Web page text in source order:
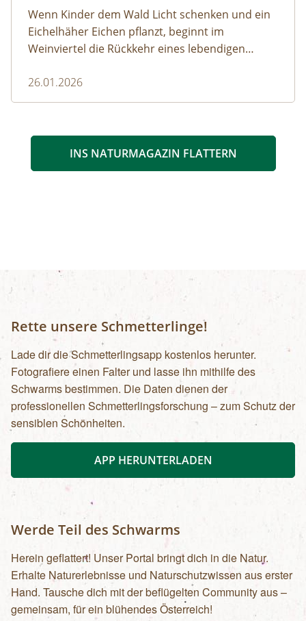
Wenn Kinder dem Wald Licht schenken und ein
Eichelhäher Eichen pflanzt, beginnt im
Weinviertel die Rückkehr eines lebendigen
26.01.2026
INS NATURMAGAZIN FLATTERN
Rette unsere Schmetterlinge!
Lade dir die Schmetterlingsapp kostenlos herunter.
Fotografiere einen Falter und lasse ihn mithilfe des
Schwarms bestimmen. Die Daten dienen der
professionellen Schmetterlingsforschung – zum Schutz der
sensiblen Schönheiten.
APP HERUNTERLADEN
Werde Teil des Schwarms
Herein geflattert! Unser Portal bringt dich in die Natur.
Erhalte Naturerlebnisse und Naturschutzwissen aus erster
Hand. Tausche dich mit der beflügelten Community aus –
gemeinsam, für ein blühendes Österreich!